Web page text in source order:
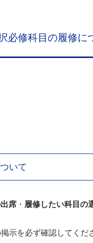
必修科目の履修に
いて
席 ・ 履修したい科目の
示を必ず確認してくだ